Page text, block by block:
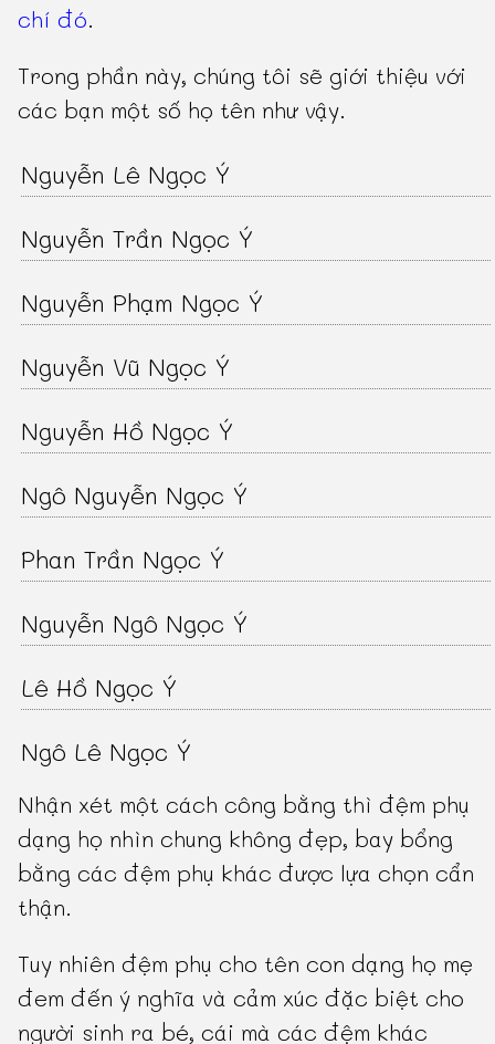
chí đó.
Trong phần này, chúng tôi sẽ giới thiệu với
các bạn một số họ tên như vậy.
Nguyễn Lê Ngọc Ý
Nguyễn Trần Ngọc Ý
Nguyễn Phạm Ngọc Ý
Nguyễn Vũ Ngọc Ý
Nguyễn Hồ Ngọc Ý
Ngô Nguyễn Ngọc Ý
Phan Trần Ngọc Ý
Nguyễn Ngô Ngọc Ý
Lê Hồ Ngọc Ý
Ngô Lê Ngọc Ý
Nhận xét một cách công bằng thì đệm phụ
dạng họ nhìn chung không đẹp, bay bổng
bằng các đệm phụ khác được lựa chọn cẩn
thận.
Tuy nhiên đệm phụ cho tên con dạng họ mẹ
đem đến ý nghĩa và cảm xúc đặc biệt cho
người sinh ra bé, cái mà các đệm khác